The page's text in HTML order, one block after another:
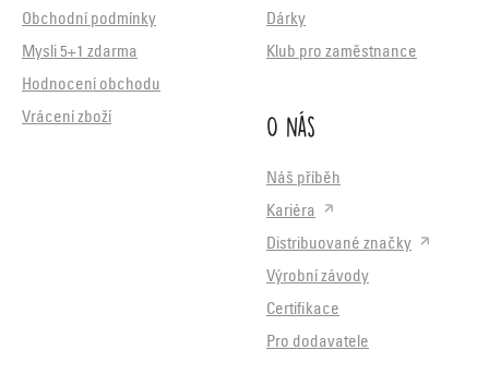
Obchodní podmínky
Mysli 5+1 zdarma
Hodnocení obchodu
Vrácení zboží
Dárky
Klub pro zaměstnance
O nás
Náš příběh
Kariéra
Distribuované značky
Výrobní závody
Certifikace
Pro dodavatele